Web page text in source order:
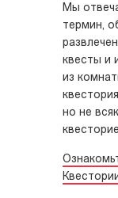
Мы
термин,
квесты и
из
но не